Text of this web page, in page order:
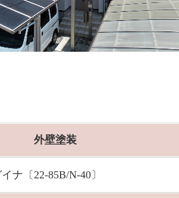
外壁塗装
ナ〔22-85B/N-40〕